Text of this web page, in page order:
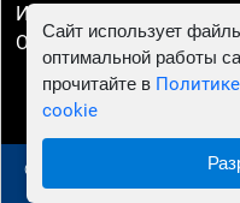
ИП Смирнов Георгий
ОГРНИП
© 2010 - 2026 Чип
Сайт использует
оптимальной работы
прочитайте в
cookie